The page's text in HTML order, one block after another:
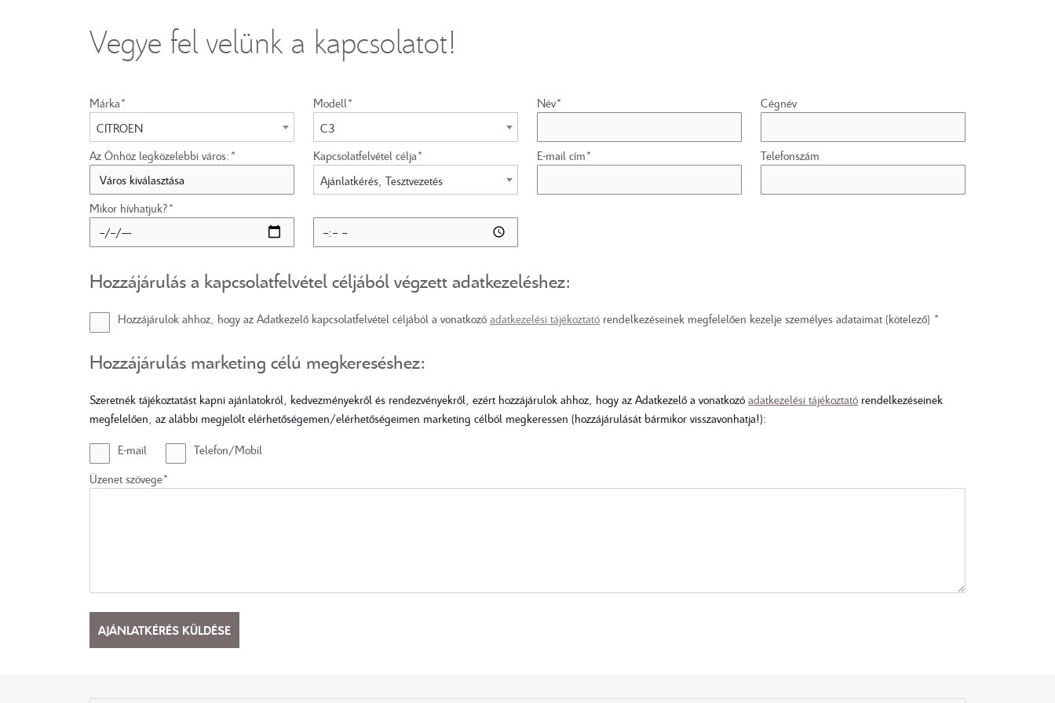
Vegye fel velünk a kapcsolatot!
Márka*
CITROEN
Modell*
C3
Név* Cégnév
Az Önhöz legközelebbi város:*
Kapcsolatfelvétel célja*
Ajánlatkérés, Tesztvezetés
E-mail cím* Telefonszám
Mikor hívhatjuk?*
Hozzájárulás a kapcsolatfelvétel céljából végzett adatkezeléshez:
Hozzájárulok ahhoz, hogy az Adatkezelő kapcsolatfelvétel céljából a vonatkozó adatkezelési tájékoztató rendelkezéseinek megfelelően kezelje személyes adataimat (kötelező) *
Hozzájárulás marketing célú megkereséshez:
Szeretnék tájékoztatást kapni ajánlatokról, kedvezményekről és rendezvényekről, ezért hozzájárulok ahhoz, hogy az Adatkezelő a vonatkozó adatkezelési tájékoztató rendelkezéseinek
megfelelően, az alábbi megjelölt elérhetőségemen/elérhetőségeimen marketing célból megkeressen (hozzájárulását bármikor visszavonhatja!):
E-mail
Telefon/Mobil
Üzenet szövege*
AJÁNLATKÉRÉS KÜLDÉSE